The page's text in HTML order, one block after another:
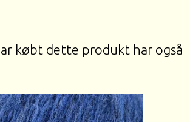
købt dette produkt har også